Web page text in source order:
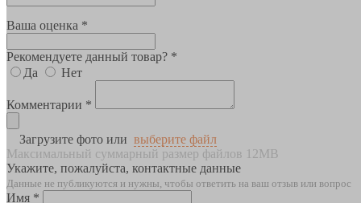
Ваша оценка *
Рекомендуете данный товар? *
Да
Нет
Комментарии *
Загрузите фото или выберите файл
Максимальный суммарный размер файлов 12MB
Укажите, пожалуйста, контактные данные
Данные не публикуются и нужны, чтобы ответить на ваш отзыв или вопрос
Имя *